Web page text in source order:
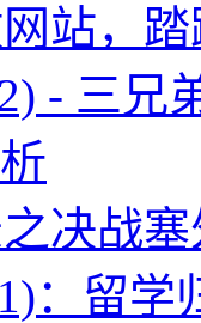
站，
- 三兄
决战
：留学